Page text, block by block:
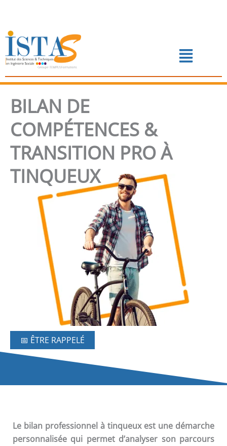
contenu
Menu
📅 PRENDRE RENDEZ-VOUS
BILAN DE
COMPÉTENCES &
TRANSITION PRO À
TINQUEUX
📅 ÊTRE RAPPELÉ
Le bilan professionnel à tinqueux est une démarche
personnalisée qui permet d’analyser son parcours